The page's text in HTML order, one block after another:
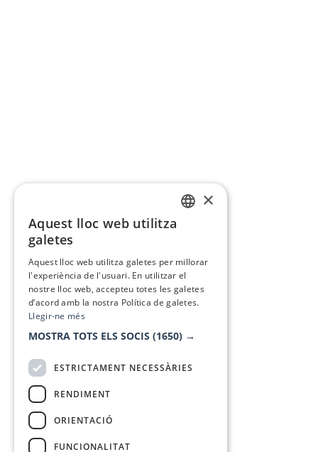
×
Aquest lloc web utilitza
galetes
Aquest lloc web utilitza galetes per millorar
l'experiència de l'usuari. En utilitzar el
nostre lloc web, accepteu totes les galetes
d’acord amb la nostra Política de galetes.
Llegir-ne més
MOSTRA TOTS ELS SOCIS (1650) →
ESTRICTAMENT NECESSÀRIES
RENDIMENT
ORIENTACIÓ
FUNCIONALITAT